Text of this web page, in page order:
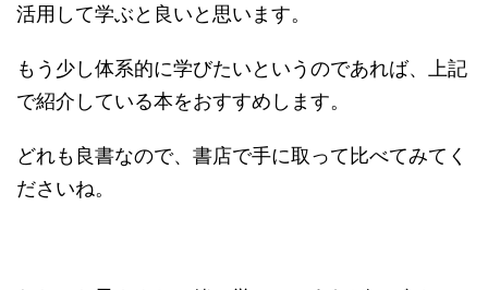
活用して学ぶと良いと思います。
もう少し体系的に学びたいというのであれば、上記
で紹介している本をおすすめします。
どれも良書なので、書店で手に取って比べてみてく
ださいね。